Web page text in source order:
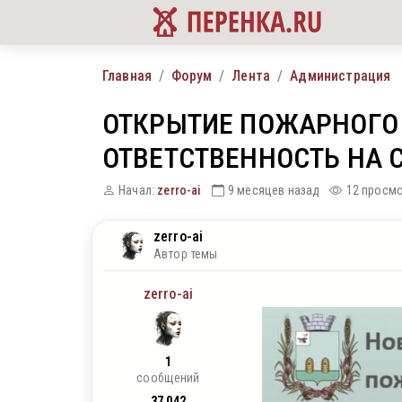
Главная Форум Лента Администрация
ОТКРЫТИЕ
ОТВЕТСТВЕННОСТЬ НА
Начал: zerro-ai 9 месяцев назад 12
zerro-ai
Автор темы
zerro-ai
1
сообщений